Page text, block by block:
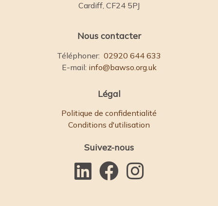
Cardiff, CF24 5PJ
Nous contacter
Téléphoner: 02920 644 633
E-mail: info@bawso.org.uk
Légal
Politique de confidentialité
Conditions d'utilisation
Suivez-nous